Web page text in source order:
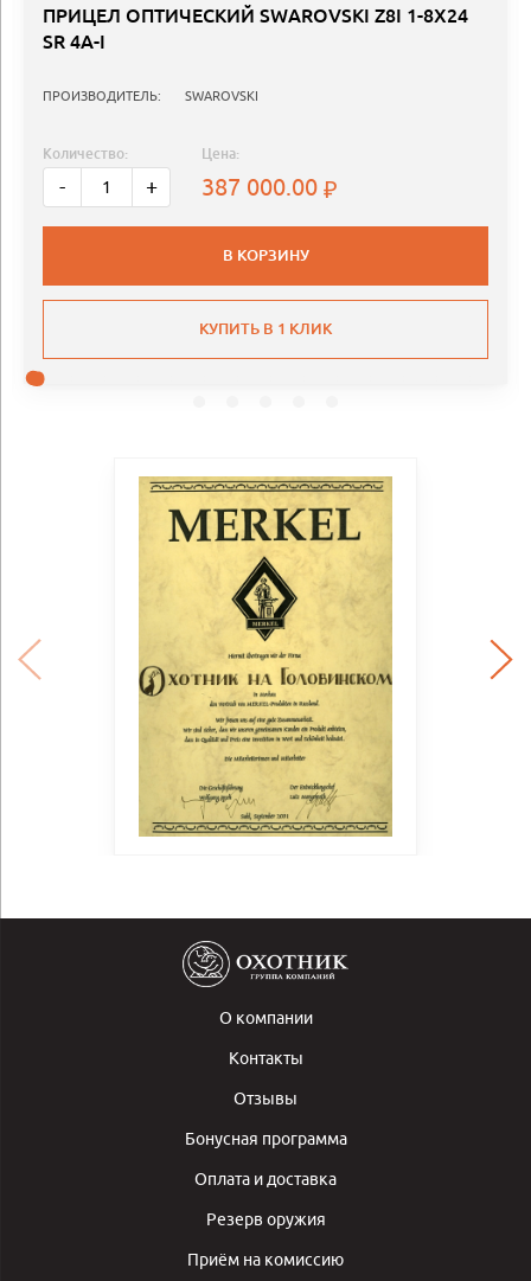
ПРИЦЕЛ ОПТИЧЕСКИЙ SWAROVSKI Z8I 1-8X24
SR 4A-I
ПРОИЗВОДИТЕЛЬ: SWAROVSKI
Количество:
- +
Цена:
387 000.00
В КОРЗИНУ
КУПИТЬ В 1 КЛИК
О компании
Контакты
Отзывы
Бонусная программа
Оплата и доставка
Резерв оружия
Приём на комиссию